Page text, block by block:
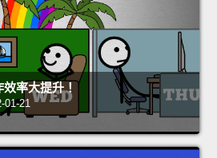
率大提升！
01-21